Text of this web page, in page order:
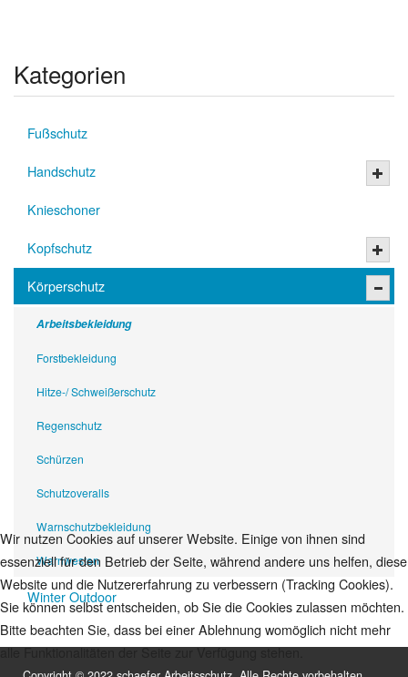
Kategorien
Fußschutz
Handschutz
Knieschoner
Kopfschutz
Körperschutz
Arbeitsbekleidung
Forstbekleidung
Hitze-/ Schweißerschutz
Regenschutz
Schürzen
Schutzoveralls
Warnschutzbekleidung
Warnwesten
Winter Outdoor
Wir nutzen Cookies auf unserer Website. Einige von ihnen sind
essenziell für den Betrieb der Seite, während andere uns helfen, diese
Website und die Nutzererfahrung zu verbessern (Tracking Cookies).
Sie können selbst entscheiden, ob Sie die Cookies zulassen möchten.
Bitte beachten Sie, dass bei einer Ablehnung womöglich nicht mehr
alle Funktionalitäten der Seite zur Verfügung stehen.